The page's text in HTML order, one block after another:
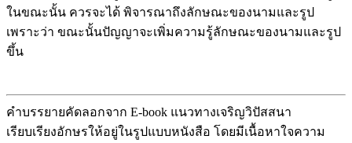
ในขณะนั้น ควรจะได้ พิจารณาถึงลักษณะของนามและรูป
เพราะว่า ขณะนั้นปัญญาจะเพิ่มความรู้ลักษณะของนามและรูป
ขึ้น
คำบรรยายคัดลอกจาก E-book แนวทางเจริญวิปัสสนา
เรียบเรียงอักษรให้อยู่ในรูปแบบหนังสือ โดยมีเนื้อหาใจความ